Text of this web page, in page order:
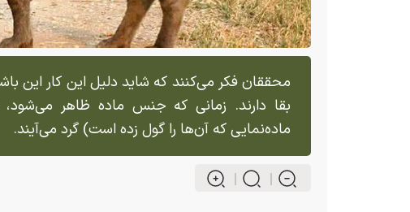
محققان فکر می‌کنند که شاید دلیل این کار این
بقا دارند. زمانی که جنس ماده ظاهر می‌شود،
ماده‌نمایی که آن‌ها را گول زده است) گرد می‌آیند.